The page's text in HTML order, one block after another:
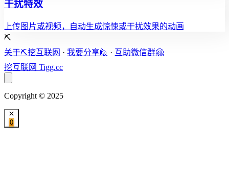
干扰特效
上传图片或视频，自动生成惊悚或干扰效果的动画
⛏️
关于⛏️挖互联网 · 我要分享🙋 · 互助微信群🤗
挖互联网 Tigg.cc
Copyright © 2025
0